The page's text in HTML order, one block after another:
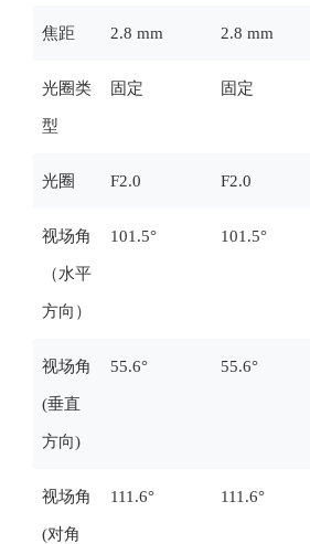
焦距 2.8 mm 2.8 mm
光圈类
型
固定 固定
光圈 F2.0 F2.0
视场角
（水平
方向）
101.5° 101.5°
视场角
(垂直
方向)
55.6° 55.6°
视场角
(对角
111.6° 111.6°